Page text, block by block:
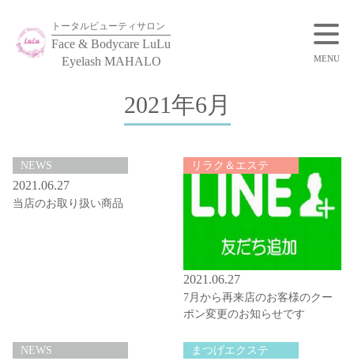
MENU
トータルビューティサロン
Face & Bodycare LuLu
Eyelash MAHALO
2021年6月
2021.06.27
NEWS
当店のお取り扱い商品
2021.06.27
リラク＆エステ
7月から再来店のお客様のクー
ポン変更のお知らせです
NEWS まつげエクステ